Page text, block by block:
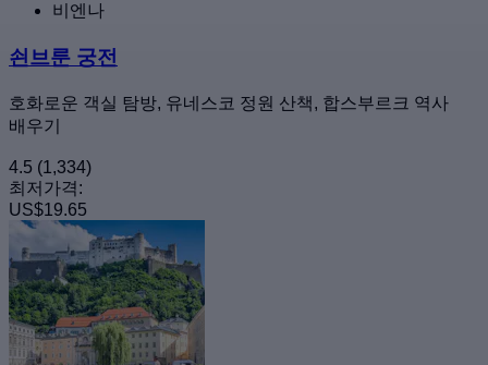
비엔나
쇤브룬 궁전
호화로운 객실 탐방, 유네스코 정원 산책, 합스부르크 역사
배우기
4.5 (1,334)
최저가격:
US$19.65